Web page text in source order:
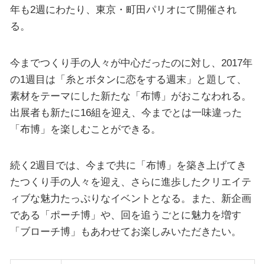
年も2週にわたり、東京・町田パリオにて開催され
る。
今までつくり手の人々が中心だったのに対し、2017年
の1週目は「糸とボタンに恋をする週末」と題して、
素材をテーマにした新たな「布博」がおこなわれる。
出展者も新たに16組を迎え、今までとは一味違った
「布博」を楽しむことができる。
続く2週目では、今まで共に「布博」を築き上げてき
たつくり手の人々を迎え、さらに進歩したクリエイテ
ィブな魅力たっぷりなイベントとなる。また、新企画
である「ポーチ博」や、回を追うごとに魅力を増す
「ブローチ博」もあわせてお楽しみいただきたい。